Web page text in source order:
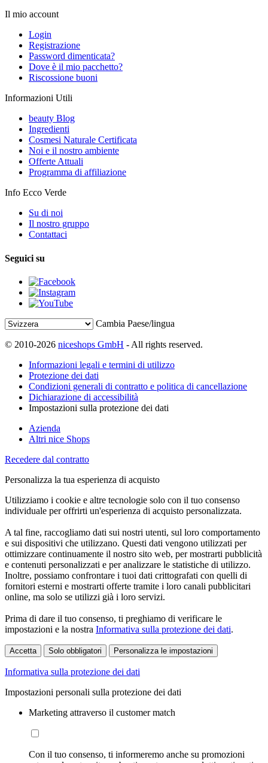
Il mio account
Login
Registrazione
Password dimenticata?
Dove è il mio pacchetto?
Riscossione buoni
Informazioni Utili
beauty Blog
Ingredienti
Cosmesi Naturale Certificata
Noi e il nostro ambiente
Offerte Attuali
Programma di affiliazione
Info Ecco Verde
Su di noi
Il nostro gruppo
Contattaci
Seguici su
Cambia Paese/lingua
© 2010-2026 niceshops GmbH - All rights reserved.
Informazioni legali e termini di utilizzo
Protezione dei dati
Condizioni generali di contratto e politica di cancellazione
Dichiarazione di accessibilità
Impostazioni sulla protezione dei dati
Azienda
Altri nice Shops
Recedere dal contratto
Personalizza la tua esperienza di acquisto
Utilizziamo i cookie e altre tecnologie solo con il tuo consenso
individuale per offrirti un'esperienza di acquisto personalizzata.
A tal fine, raccogliamo dati sui nostri utenti, sul loro comportamento
e sui dispositivi che utilizzano. Questi dati vengono utilizzati per
ottimizzare continuamente il nostro sito web, per mostrarti pubblicità
e contenuti personalizzati e per analizzare le statistiche di utilizzo.
Inoltre, possiamo confrontare i tuoi dati crittografati con quelli di
fornitori esterni e mostrarti offerte tramite i loro canali pubblicitari
online, ma solo se utilizzi già i loro servizi.
Prima di dare il tuo consenso, ti preghiamo di verificare le
impostazioni e la nostra Informativa sulla protezione dei dati.
Accetta Solo obbligatori Personalizza le impostazioni
Informativa sulla protezione dei dati
Impostazioni personali sulla protezione dei dati
Marketing attraverso il customer match
Con il tuo consenso, ti informeremo anche su promozioni